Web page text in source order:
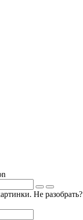
Не разобрать?